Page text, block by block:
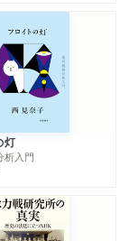
灯
析入門